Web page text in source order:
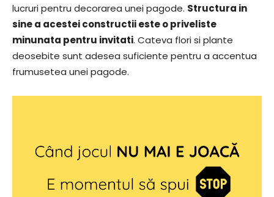
lucruri pentru decorarea unei pagode. Structura in
sine a acestei constructii este o priveliste
minunata pentru invitati. Cateva flori si plante
deosebite sunt adesea suficiente pentru a accentua
frumusetea unei pagode.